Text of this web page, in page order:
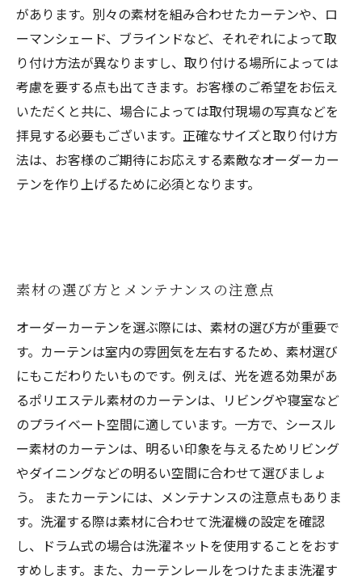
があります。別々の素材を組み合わせたカーテンや、ロ
ーマンシェード、ブラインドなど、それぞれによって取
り付け方法が異なりますし、取り付ける場所によっては
考慮を要する点も出てきます。お客様のご希望をお伝え
いただくと共に、場合によっては取付現場の写真などを
拝見する必要もございます。正確なサイズと取り付け方
法は、お客様のご期待にお応えする素敵なオーダーカー
テンを作り上げるために必須となります。
素材の選び方とメンテナンスの注意点
オーダーカーテンを選ぶ際には、素材の選び方が重要で
す。カーテンは室内の雰囲気を左右するため、素材選び
にもこだわりたいものです。例えば、光を遮る効果があ
るポリエステル素材のカーテンは、リビングや寝室など
のプライベート空間に適しています。一方で、シースル
ー素材のカーテンは、明るい印象を与えるためリビング
やダイニングなどの明るい空間に合わせて選びましょ
う。 またカーテンには、メンテナンスの注意点もありま
す。洗濯する際は素材に合わせて洗濯機の設定を確認
し、ドラム式の場合は洗濯ネットを使用することをおす
すめします。また、カーテンレールをつけたまま洗濯す